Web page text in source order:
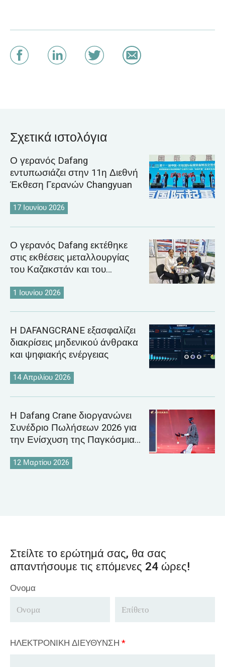
Σχετικά ιστολόγια
Ο γερανός Dafang
εντυπωσιάζει στην 11η Διεθνή
Έκθεση Γερανών Changyuan
17 Ιουνίου 2026
Ο γερανός Dafang εκτέθηκε
στις εκθέσεις μεταλλουργίας
του Καζακστάν και του
1 Ιουνίου 2026
Η DAFANGCRANE εξασφαλίζει
διακρίσεις μηδενικού άνθρακα
και ψηφιακής ενέργειας
14 Απριλίου 2026
Η Dafang Crane διοργανώνει
Συνέδριο Πωλήσεων 2026 για
την Ενίσχυση της Παγκόσμιας
12 Μαρτίου 2026
Στείλτε το ερώτημά σας, θα σας
απαντήσουμε τις επόμενες 24 ώρες!
Ονομα
ΗΛΕΚΤΡΟΝΙΚΗ ΔΙΕΥΘΥΝΣΗ *